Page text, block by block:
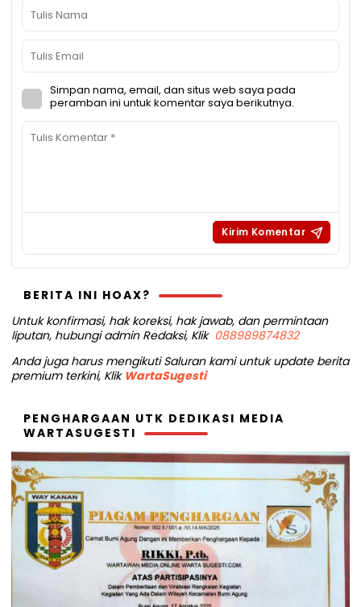
Simpan nama, email, dan situs web saya pada
peramban ini untuk komentar saya berikutnya.
BERITA INI HOAX?
Untuk konfirmasi, hak koreksi, hak jawab, dan permintaan
liputan, hubungi admin Redaksi, Klik 088989874832
Anda juga harus mengikuti Saluran kami untuk update berita
premium terkini, Klik WartaSugesti
PENGHARGAAN UTK DEDIKASI MEDIA
WARTASUGESTI